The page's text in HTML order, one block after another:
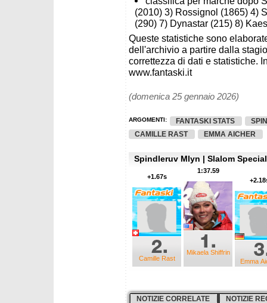
(2010) 3) Rossignol (1865) 4)
(290) 7) Dynastar (215) 8)
Queste statistiche sono
dell'archivio a partire dalla
correttezza di dati e statistiche.
www.fantaski.it
(domenica 25 gennaio 2026)
ARGOMENTI: FANTASKI STATS
CAMILLE RAST
EMMA AICHER
Spindleruv Mlyn | Slalom
Mikaela Shiffrin
1:37.59
Camille Rast
+1.67s
Emma
NOTIZIE CORRELATE NOTIZIE